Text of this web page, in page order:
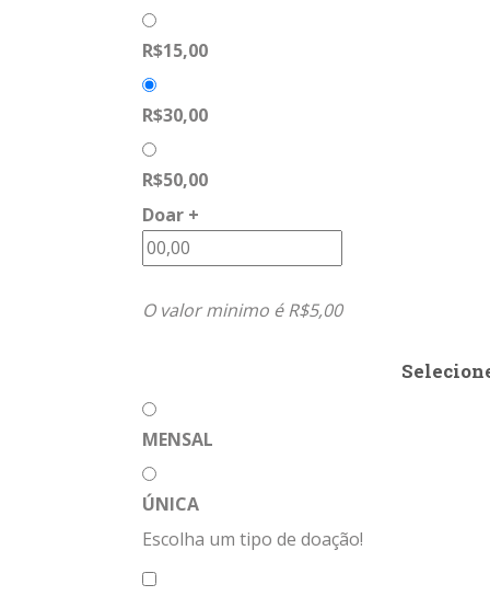
R$15,00
R$30,00
R$50,00
Doar +
O valor minimo é R$5,00
MENSAL
ÚNICA
Escolha um tipo de doação!